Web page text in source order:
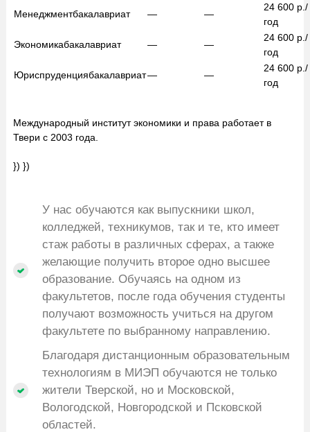
Менеджментбакалавриат — —
24 600 р./
год
Экономикабакалавриат — —
24 600 р./
год
Юриспруденциябакалавриат— —
24 600 р./
год
Международный институт экономики и права работает в
Твери с 2003 года.
}) })
У нас обучаются как выпускники школ,
колледжей, техникумов, так и те, кто имеет
стаж работы в различных сферах, а также
желающие получить второе одно высшее
образование. Обучаясь на одном из
факультетов, после года обучения студенты
получают возможность учиться на другом
факультете по выбранному направлению.
Благодаря дистанционным образовательным
технологиям в МИЭП обучаются не только
жители Тверской, но и Московской,
Вологодской, Новгородской и Псковской
областей.